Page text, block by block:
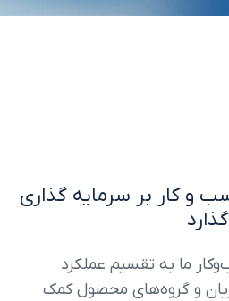
و کار بر سرمایه گذاری
ما به تقسیم عملکرد
و گروه‌های محصول کمک